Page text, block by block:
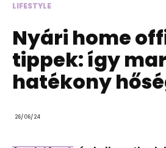
LIFESTYLE
Nyári home
tippek: így
hatékony
26/06/24